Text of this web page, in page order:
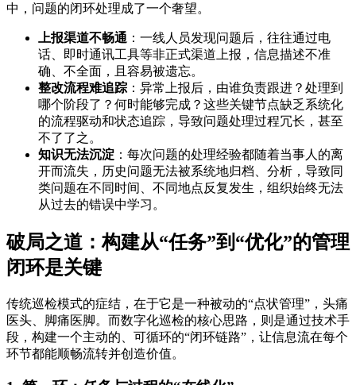
中，问题的闭环处理成了一个奢望。
上报渠道不畅通 ：一线人员发现问题后，往往通过电
话、即时通讯工具等非正式渠道上报，信息描述不准
确、不全面，且容易被遗忘。
整改流程难追踪 ：异常上报后，由谁负责跟进？处理到
哪个阶段了？何时能够完成？这些关键节点缺乏系统化
的流程驱动和状态追踪，导致问题处理过程冗长，甚至
不了了之。
知识无法沉淀 ：每次问题的处理经验都随着当事人的离
开而流失，历史问题无法被系统地归档、分析，导致同
类问题在不同时间、不同地点反复发生，组织始终无法
从过去的错误中学习。
破局之道：构建从“任务”到“优化”的管理
闭环是关键
传统巡检模式的症结，在于它是一种被动的“点状管理”，头痛
医头、脚痛医脚。而数字化巡检的核心思路，则是通过技术手
段，构建一个主动的、可循环的“闭环链路”，让信息流在每个
环节都能顺畅流转并创造价值。